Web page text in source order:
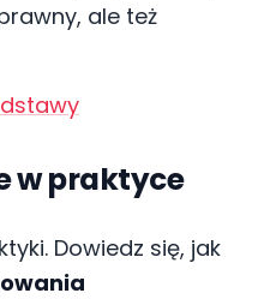
ale też
w praktyce
Dowiedz się, jak